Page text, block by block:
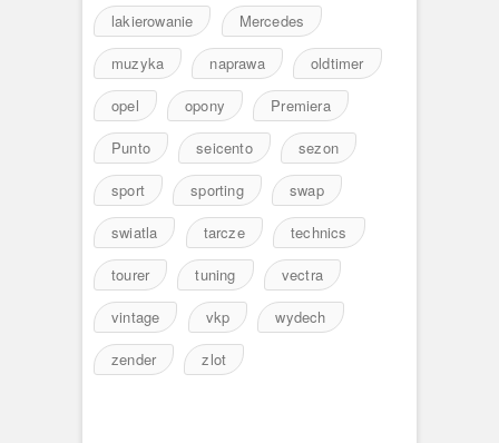
lakierowanie
Mercedes
muzyka
naprawa
oldtimer
opel
opony
Premiera
Punto
seicento
sezon
sport
sporting
swap
swiatla
tarcze
technics
tourer
tuning
vectra
vintage
vkp
wydech
zender
zlot